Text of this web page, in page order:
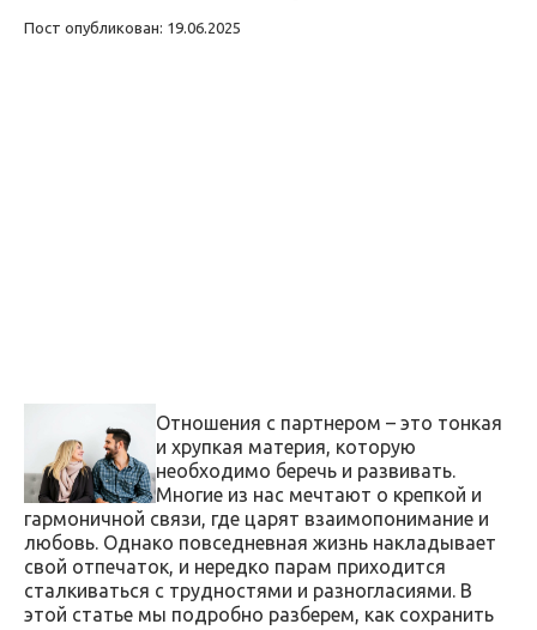
Пост опубликован: 19.06.2025
Отношения с партнером – это тонкая
и хрупкая материя, которую
необходимо беречь и развивать.
Многие из нас мечтают о крепкой и
гармоничной связи, где царят взаимопонимание и
любовь. Однако повседневная жизнь накладывает
свой отпечаток, и нередко парам приходится
сталкиваться с трудностями и разногласиями. В
этой статье мы подробно разберем, как сохранить